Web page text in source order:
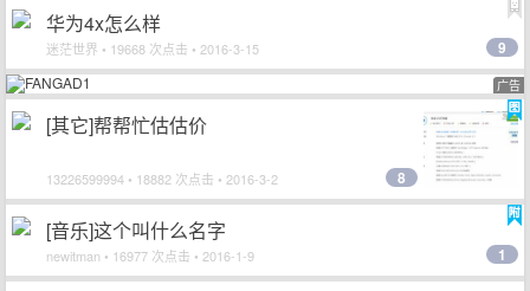
华为4x怎么样
迷茫世界 • 19668 次点击 • 2016-3-15 9
广告
[其它]帮帮忙估估价
13226599994 • 18882 次点击 • 2016-3-2 8
[音乐]这个叫什么名字
newitman • 16977 次点击 • 2016-1-9 1